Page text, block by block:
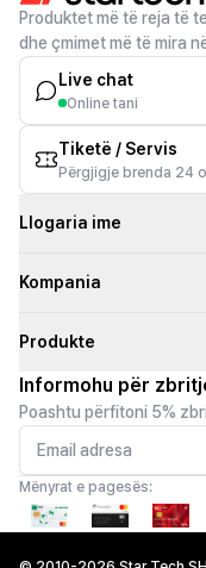
Produktet më të reja të
dhe çmimet më të mira
Live chat
Online tani
Tiketë / Servis
Përgjigje brenda 24
Llogaria ime
Kompania
Produkte
Informohu për
Poashtu përfitoni 5%
Mënyrat e pagesës: